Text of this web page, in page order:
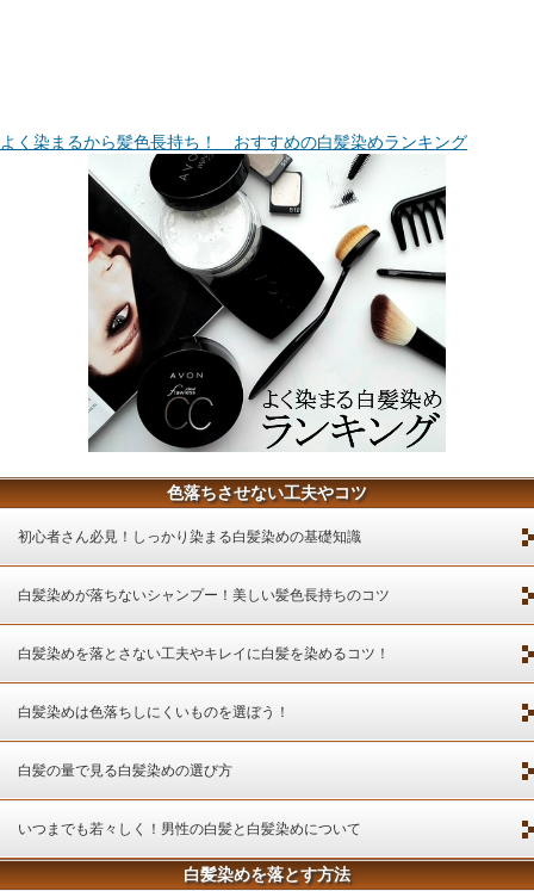
よく染まるから髪色長持ち！ おすすめの白髪染めランキング
色落ちさせない工夫やコツ
初心者さん必見！しっかり染まる白髪染めの基礎知識
白髪染めが落ちないシャンプー！美しい髪色長持ちのコツ
白髪染めを落とさない工夫やキレイに白髪を染めるコツ！
白髪染めは色落ちしにくいものを選ぼう！
白髪の量で見る白髪染めの選び方
いつまでも若々しく！男性の白髪と白髪染めについて
白髪染めを落とす方法